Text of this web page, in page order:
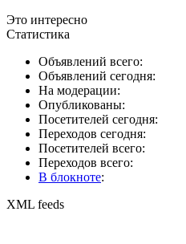
Это интересно
Статистика
Объявлений всего:
Объявлений сегодня:
На модерации:
Опубликованы:
Посетителей сегодня:
Переходов сегодня:
Посетителей всего:
Переходов всего:
В блокноте:
XML feeds